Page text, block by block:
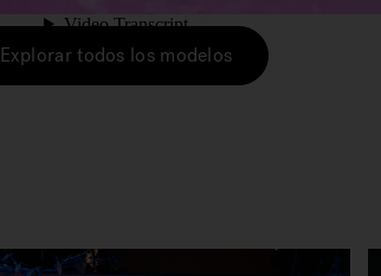
Explorar todos los modelos